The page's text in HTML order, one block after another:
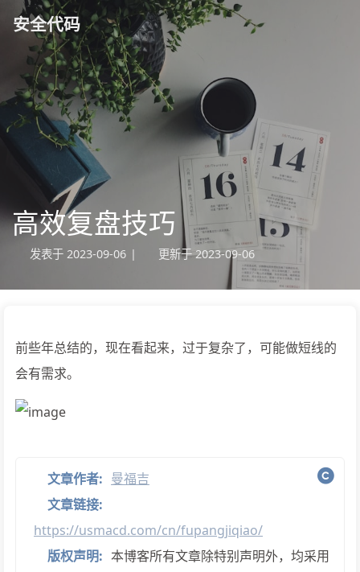
安全代码
高效复盘技巧
发表于 2023-09-06 | 更新于 2023-09-06
前些年总结的，现在看起来，过于复杂了，可能做短线的
会有需求。
文章作者: 曼福吉
文章链接:
https://usmacd.com/cn/fupangjiqiao/
版权声明: 本博客所有文章除特别声明外，均采用